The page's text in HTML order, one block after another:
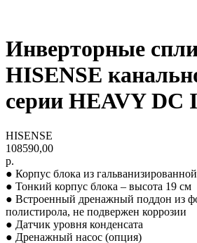
Инверторные
HISENSE
серии HEAVY DC
HISENSE
108590,00
р.
● Корпус блока из
● Тонкий корпус блока – высота 19 см
● Встроенный дренажный поддон из
полистирола, не подвержен коррозии
● Датчик уровня конденсата
● Дренажный насос (опция)